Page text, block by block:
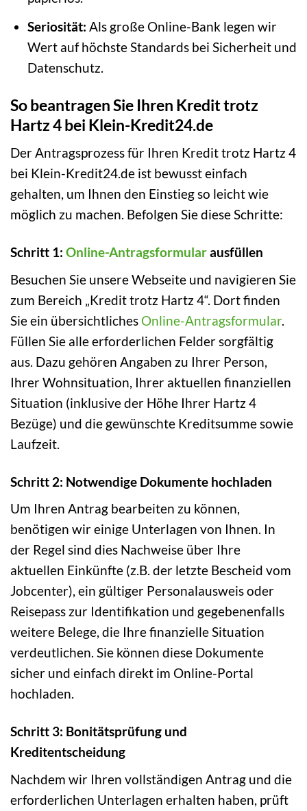
Seriosität: Als große Online-Bank legen wir
Wert auf höchste Standards bei Sicherheit und
Datenschutz.
So beantragen Sie Ihren Kredit trotz
Hartz 4 bei Klein-Kredit24.de
Der Antragsprozess für Ihren Kredit trotz Hartz 4
bei Klein-Kredit24.de ist bewusst einfach
gehalten, um Ihnen den Einstieg so leicht wie
möglich zu machen. Befolgen Sie diese Schritte:
Schritt 1: Online-Antragsformularausfüllen
Besuchen Sie unsere Webseite und navigieren Sie
zum Bereich „Kredit trotz Hartz 4“. Dort finden
Sie ein übersichtliches Online-Antragsformular.
Füllen Sie alle erforderlichen Felder sorgfältig
aus. Dazu gehören Angaben zu Ihrer Person,
Ihrer Wohnsituation, Ihrer aktuellen finanziellen
Situation (inklusive der Höhe Ihrer Hartz 4
Bezüge) und die gewünschte Kreditsumme sowie
Laufzeit.
Schritt 2: Notwendige Dokumente hochladen
Um Ihren Antrag bearbeiten zu können,
benötigen wir einige Unterlagen von Ihnen. In
der Regel sind dies Nachweise über Ihre
aktuellen Einkünfte (z.B. der letzte Bescheid vom
Jobcenter), ein gültiger Personalausweis oder
Reisepass zur Identifikation und gegebenenfalls
weitere Belege, die Ihre finanzielle Situation
verdeutlichen. Sie können diese Dokumente
sicher und einfach direkt im Online-Portal
hochladen.
Schritt 3: Bonitätsprüfung und
Kreditentscheidung
Nachdem wir Ihren vollständigen Antrag und die
erforderlichen Unterlagen erhalten haben, prüft